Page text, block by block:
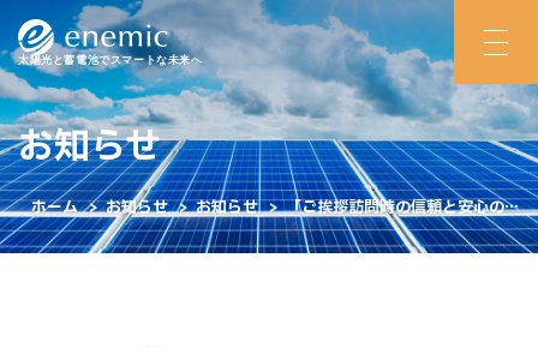
太陽光と蓄電池でスマートな未来へ
お知らせ
ホーム>お知らせ>お知らせ>「ご挨拶訪問時の信頼と安心のた
めに」～弊社からご案内～